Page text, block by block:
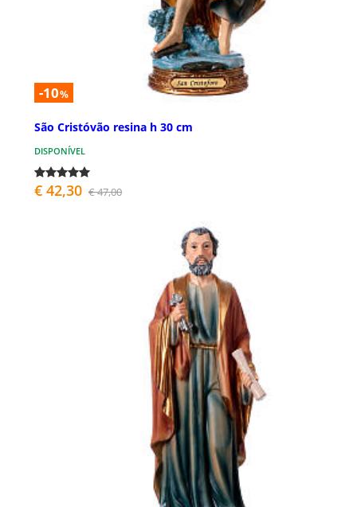
-10%
São Cristóvão resina h 30 cm
DISPONÍVEL
€ 42,30 € 47,00